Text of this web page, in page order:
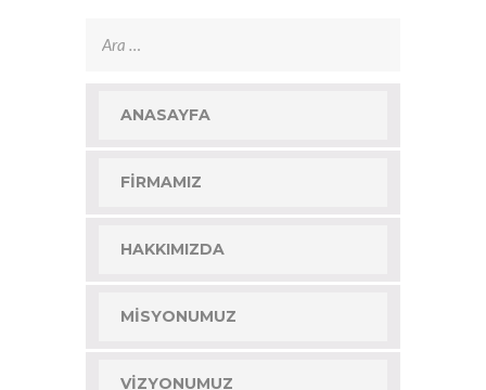
ANASAYFA
FIRMAMIZ
HAKKIMIZDA
MISYONUMUZ
VIZYONUMUZ